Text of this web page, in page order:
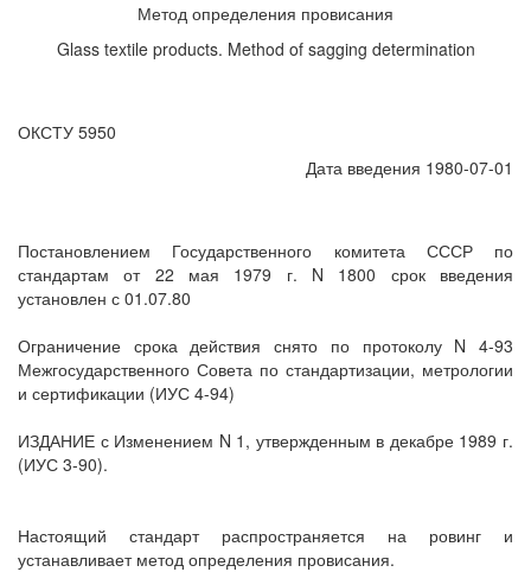
Метод определения провисания
Glass textile products. Method of sagging determination
ОКСТУ 5950
Дата введения 1980-07-01
Постановлением Государственного комитета СССР по
стандартам от 22 мая 1979 г. N 1800 срок введения
установлен с 01.07.80
Ограничение срока действия снято по протоколу N 4-93
Межгосударственного Совета по стандартизации, метрологии
и сертификации (ИУС 4-94)
ИЗДАНИЕ с Изменением N 1, утвержденным в декабре 1989 г.
(ИУС 3-90).
Настоящий стандарт распространяется на ровинг и
устанавливает метод определения провисания.